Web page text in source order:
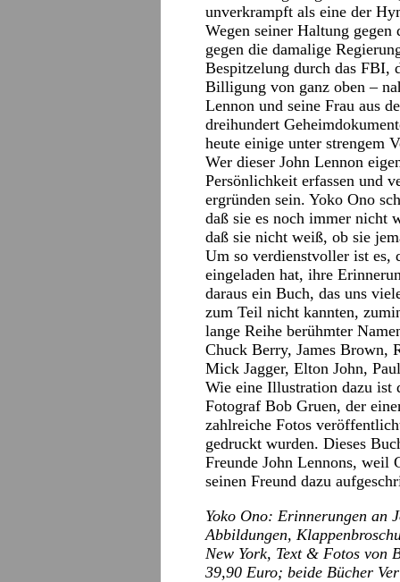
unverkrampft als eine der
Wegen seiner Haltung
gegen die damalige
Bespitzelung durch das FBI,
Billigung von ganz oben –
Lennon und seine Frau aus
dreihundert
heute einige unter strengem
Wer dieser John Lennon
Persönlichkeit erfassen und
ergründen sein. Yoko Ono
daß sie es noch immer nicht
daß sie nicht weiß, ob sie
Um so verdienstvoller ist es,
eingeladen hat, ihre
daraus ein Buch, das uns
zum Teil nicht kannten,
lange Reihe berühmter
Chuck Berry, James Brown,
Mick Jagger, Elton John,
Wie eine Illustration dazu ist
Fotograf Bob Gruen, der
zahlreiche Fotos
gedruckt wurden. Dieses
Freunde John Lennons, weil
seinen Freund dazu
Yoko Ono: Erinnerungen an
Abbildungen,
New York, Text & Fotos von
39,90 Euro; beide Bücher